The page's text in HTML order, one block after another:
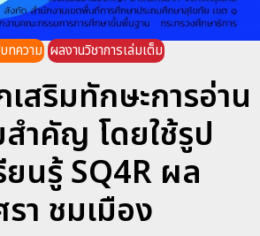
ทความ ผลงานวิชาการเล่มเต็ม
สริมทักษะการอ่าน
สำคัญ โดยใช้รูป
ยนรู้ SQ4R ผล
า ชมเมือง